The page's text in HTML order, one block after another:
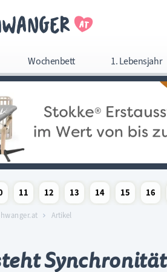
Wochenbett 1. Lebensjahr
überspringen
11
12
Schwangerschaftswoche
13
Schwangerschaftswoche
14
Schwangerschaftswoche
15
16
Artikel